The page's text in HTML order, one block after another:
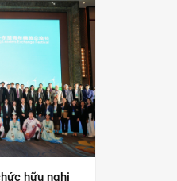
hữu nghị